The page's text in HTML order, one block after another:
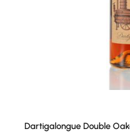
Dartigalongue Double